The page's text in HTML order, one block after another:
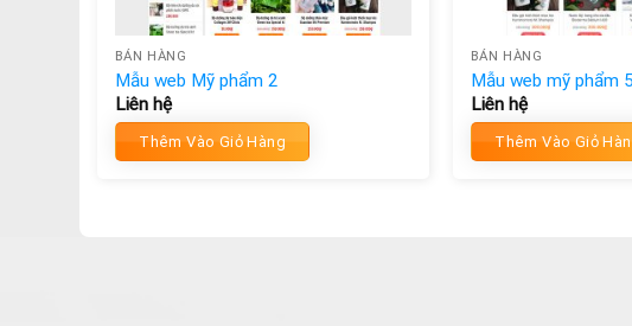
BÁN HÀNG
Mẫu web Mỹ phẩm 2
Liên hệ
Thêm Vào Giỏ Hàng
BÁN HÀNG
Mẫu web mỹ phẩm 5
Liên hệ
Thêm Vào Giỏ